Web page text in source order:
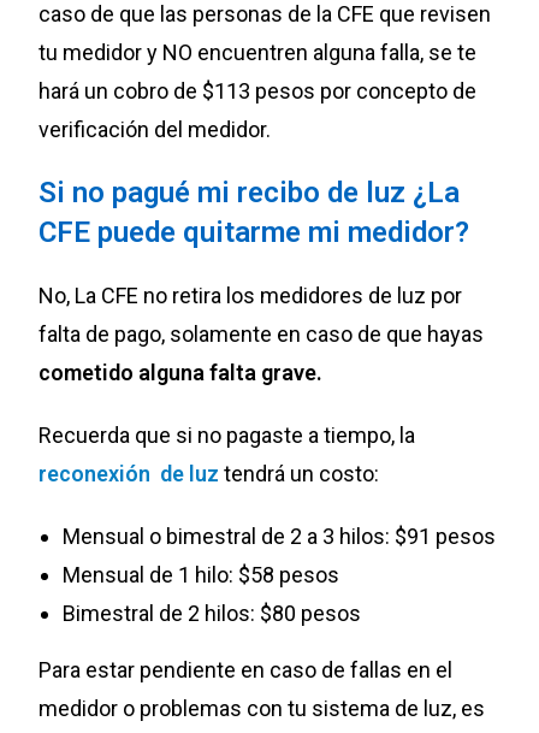
caso de que las personas de la CFE que revisen
tu medidor y NO encuentren alguna falla, se te
hará un cobro de $113 pesos por concepto de
verificación del medidor.
Si no pagué mi recibo de luz ¿La
CFE puede quitarme mi medidor?
No, La CFE no retira los medidores de luz por
falta de pago, solamente en caso de que hayas
cometido alguna falta grave.
Recuerda que si no pagaste a tiempo, la
reconexión de luz tendrá un costo:
Mensual o bimestral de 2 a 3 hilos: $91 pesos
Mensual de 1 hilo: $58 pesos
Bimestral de 2 hilos: $80 pesos
Para estar pendiente en caso de fallas en el
medidor o problemas con tu sistema de luz, es